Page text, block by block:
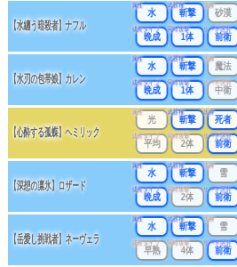
【水纏う暗殺者】ナフル
属性
水
武器種
斬撃
出身
砂漠
成長タイプ
晩成
同時攻撃
1体
リーチ区分
前衛
【水刃の包帯娘】カレン
属性
水
武器種
斬撃
出身
魔法
成長タイプ
晩成
同時攻撃
1体
リーチ区分
中衛
【心酔する孤蝶】ヘミリック
属性
光
武器種
斬撃
出身
死者
成長タイプ
平均
同時攻撃
2体
リーチ区分
前衛
【深想の凛氷】ロザード
属性
水
武器種
斬撃
出身
雪
成長タイプ
晩成
同時攻撃
2体
リーチ区分
前衛
【岳愛し挑戦者】ネーヴェラ
属性
水
武器種
斬撃
出身
雪
成長タイプ
早熟
同時攻撃
4体
リーチ区分
前衛